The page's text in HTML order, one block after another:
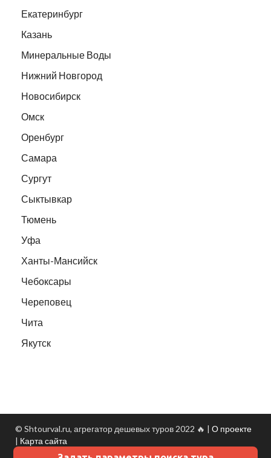
Екатеринбург
Казань
Минеральные Воды
Нижний Новгород
Новосибирск
Омск
Оренбург
Самара
Сургут
Сыктывкар
Тюмень
Уфа
Ханты-Мансийск
Чебоксары
Череповец
Чита
Якутск
© Shtourval.ru, агрегатор дешевых туров 2022 🔥 | О проекте
| Карта сайта